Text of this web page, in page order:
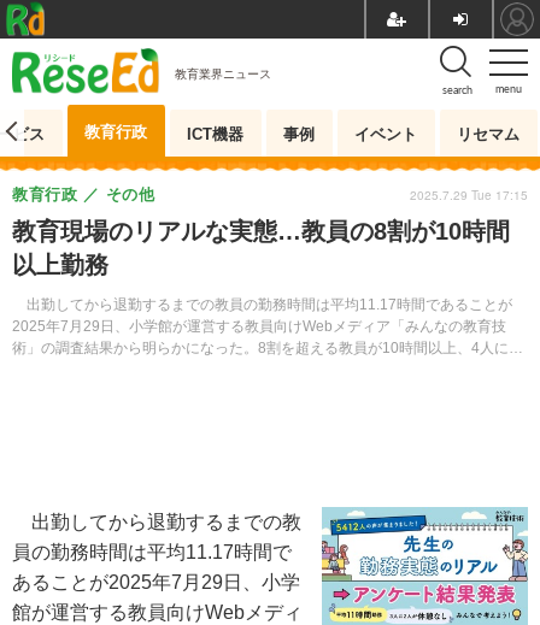
menu
search
教育業界ニュース
ビス 教育行政 ICT機器 事例 イベント リセマム
教育現場のリアルな実態…教員の8割が10時間
以上勤務
出勤してから退勤するまでの教員の勤務時間は平均11.17時間であることが
2025年7月29日、小学館が運営する教員向けWebメディア「みんなの教育技
術」の調査結果から明らかになった。8割を超える教員が10時間以上、4人に1
教育行政 その他 2025.7.29 Tue 17:15
出勤してから退勤するまでの教
員の勤務時間は平均11.17時間で
あることが2025年7月29日、小学
館が運営する教員向けWebメディ